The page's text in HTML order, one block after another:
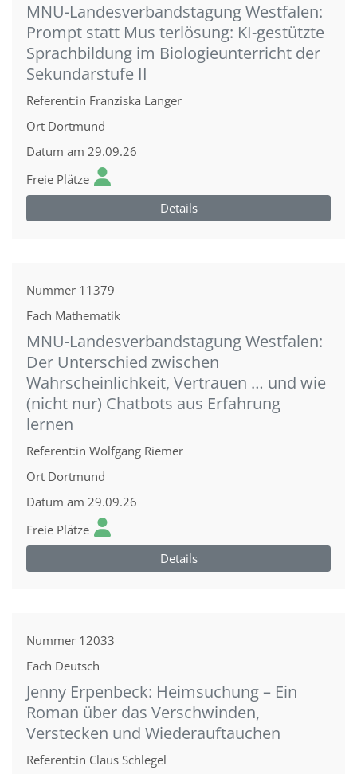
MNU-Landesverbandstagung Westfalen:
Prompt statt Mus terlösung: KI-gestützte
Sprachbildung im Biologieunterricht der
Sekundarstufe II
Referent:in Franziska Langer
Ort Dortmund
Datum am 29.09.26
Freie Plätze
Details
Nummer 11379
Fach Mathematik
MNU-Landesverbandstagung Westfalen:
Der Unterschied zwischen
Wahrscheinlichkeit, Vertrauen … und wie
(nicht nur) Chatbots aus Erfahrung
lernen
Referent:in Wolfgang Riemer
Ort Dortmund
Datum am 29.09.26
Freie Plätze
Details
Nummer 12033
Fach Deutsch
Jenny Erpenbeck: Heimsuchung – Ein
Roman über das Verschwinden,
Verstecken und Wiederauftauchen
Referent:in Claus Schlegel